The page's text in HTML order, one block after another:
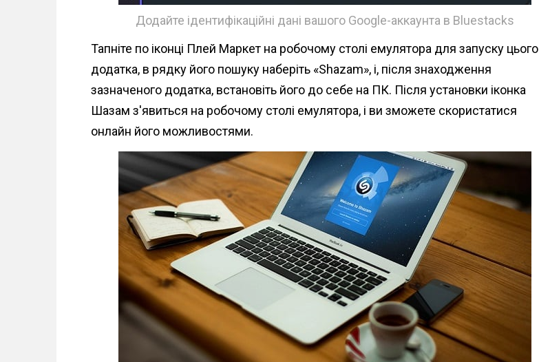
Додайте ідентифікаційні дані вашого Google-аккаунта в Bluestacks
Тапніте по іконці Плей Маркет на робочому столі емулятора для запуску цього
додатка, в рядку його пошуку наберіть «Shazam», і, після знаходження
зазначеного додатка, встановіть його до себе на ПК. Після установки іконка
Шазам з'явиться на робочому столі емулятора, і ви зможете скористатися
онлайн його можливостями.